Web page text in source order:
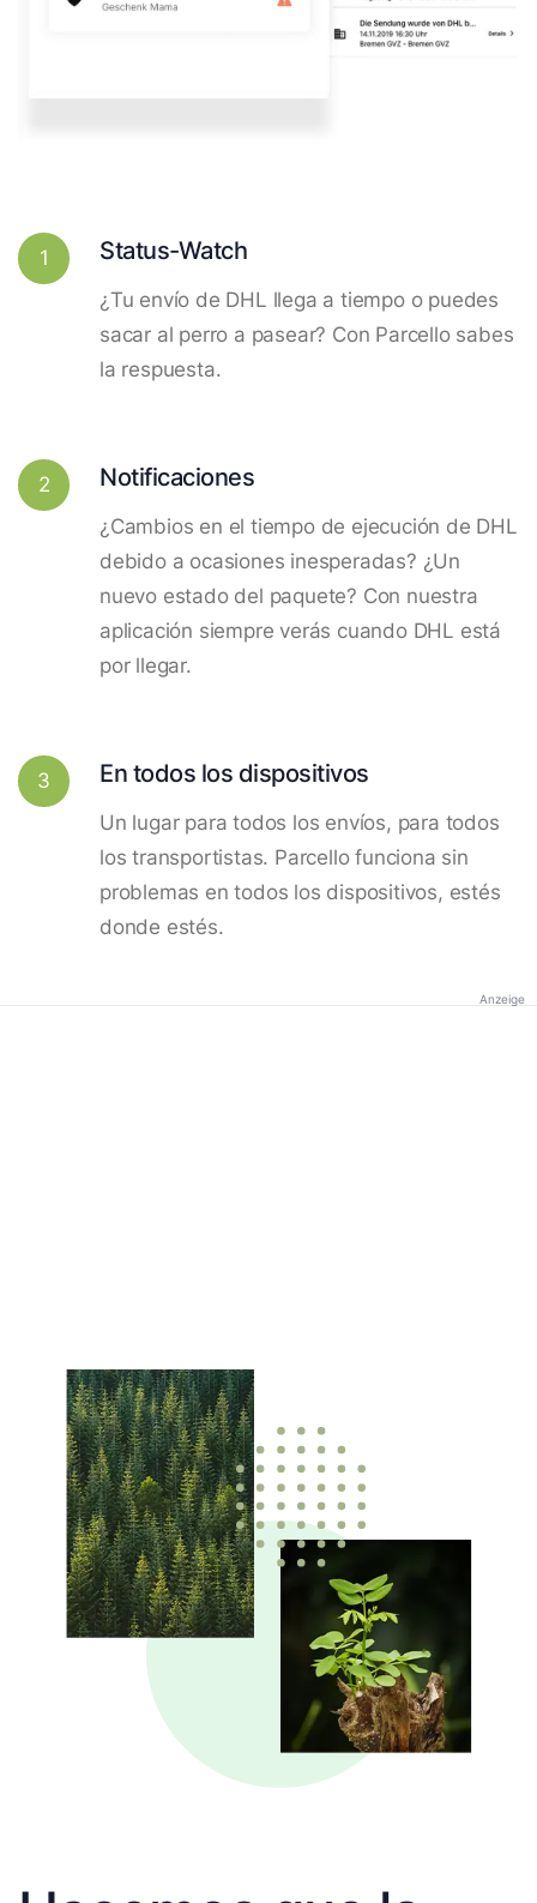
1 Status-Watch
¿Tu envío de DHL llega a tiempo o puedes
sacar al perro a pasear? Con Parcello sabes
la respuesta.
2 Notificaciones
¿Cambios en el tiempo de ejecución de DHL
debido a ocasiones inesperadas? ¿Un
nuevo estado del paquete? Con nuestra
aplicación siempre verás cuando DHL está
por llegar.
3 En todos los dispositivos
Un lugar para todos los envíos, para todos
los transportistas. Parcello funciona sin
problemas en todos los dispositivos, estés
donde estés.
Anzeige